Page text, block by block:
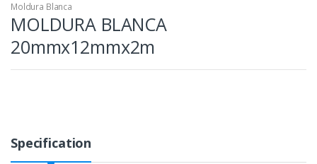
Moldura Blanca
MOLDURA BLANCA
20mmx12mmx2m
Specification